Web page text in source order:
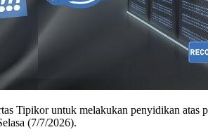
Tipikor untuk melakukan penyidikan
(7/7/2026).